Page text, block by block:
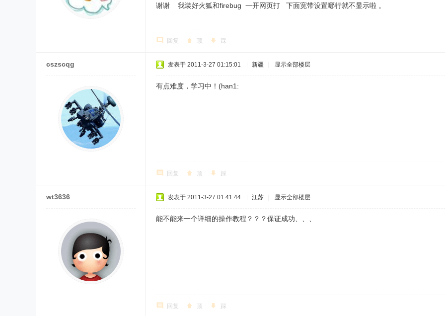
谢谢 我装好火狐和firebug 一开网页打 下面宽带设置哪行就不显示啦 。
回复 顶 踩
cszscqg 发表于 2011-3-27 01:15:01 新疆 显示全部楼层
有点难度，学习中！(han1:
回复 顶 踩
wt3636 发表于 2011-3-27 01:41:44 江苏 显示全部楼层
能不能来一个详细的操作教程？？？保证成功、、、
回复 顶 踩